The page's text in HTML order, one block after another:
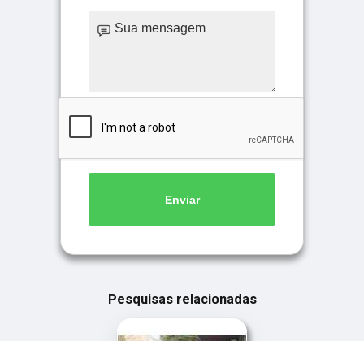
Enviar
Pesquisas relacionadas